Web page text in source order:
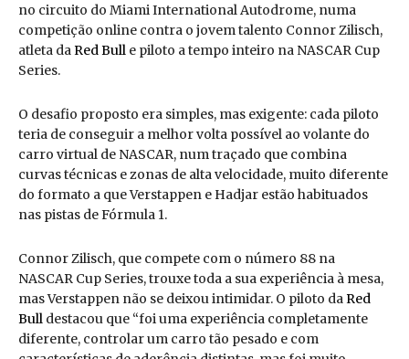
no circuito do Miami International Autodrome, numa
competição online contra o jovem talento Connor Zilisch,
atleta daRed Bull e piloto a tempo inteiro na NASCAR Cup
Series.
O desafio proposto era simples, mas exigente: cada piloto
teria de conseguir a melhor volta possível ao volante do
carro virtual de NASCAR, num traçado que combina
curvas técnicas e zonas de alta velocidade, muito diferente
do formato a que Verstappen e Hadjar estão habituados
nas pistas de Fórmula 1.
Connor Zilisch, que compete com o número 88 na
NASCAR Cup Series, trouxe toda a sua experiência à mesa,
mas Verstappen não se deixou intimidar. O piloto daRed
Bull destacou que “foi uma experiência completamente
diferente, controlar um carro tão pesado e com